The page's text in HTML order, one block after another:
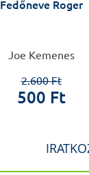
Fedőneve Roger
Joe Kemenes
2.600 Ft
500 Ft